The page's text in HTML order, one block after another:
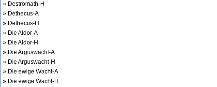
» Destromath-H
» Dethecus-A
» Dethecus-H
» Die Aldor-A
» Die Aldor-H
» Die Arguswacht-A
» Die Arguswacht-H
» Die ewige Wacht-A
» Die ewige Wacht-H